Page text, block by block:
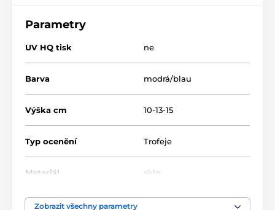
Parametry
UV HQ tisk ne
Barva modrá/blau
Výška cm 10-13-15
Typ ocenění Trofeje
Materiál sklo
Zobrazit všechny parametry